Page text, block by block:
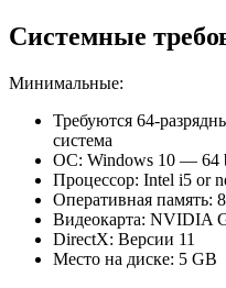
Системные
Минимальные:
Требуются 64-
система
ОС: Windows 10 — 64
Процессор: Intel i5 or
Оперативная память:
Видеокарта: NVIDIA
DirectX: Версии 11
Место на диске: 5 GB